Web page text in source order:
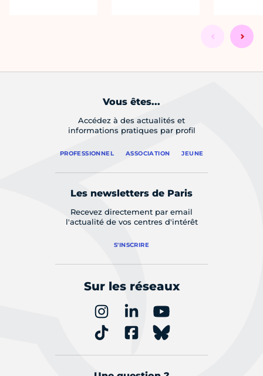
Vous êtes...
Accédez à des actualités et
informations pratiques par profil
PROFESSIONNEL ASSOCIATION JEUNE
Les newsletters de Paris
Recevez directement par email
l'actualité de vos centres d'intérêt
S'INSCRIRE
Sur les réseaux